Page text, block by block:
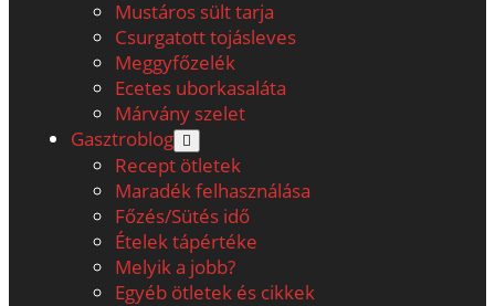
Mustáros sült tarja
Csurgatott tojásleves
Meggyfőzelék
Ecetes uborkasaláta
Márvány szelet
Gasztroblog open
menu
Recept ötletek
Maradék felhasználása
Főzés/Sütés idő
Ételek tápértéke
Melyik a jobb?
Egyéb ötletek és cikkek